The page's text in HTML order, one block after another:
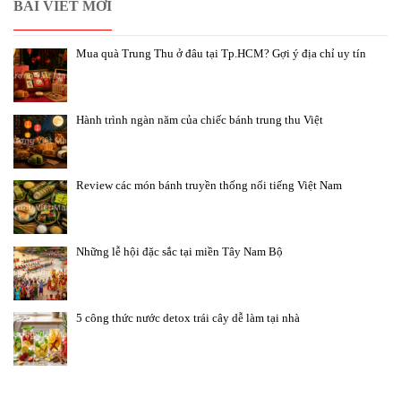
BÁI VIẾT MỚI
Mua quà Trung Thu ở đâu tại Tp.HCM? Gợi ý địa chỉ uy tín
Hành trình ngàn năm của chiếc bánh trung thu Việt
Review các món bánh truyền thống nổi tiếng Việt Nam
Những lễ hội đặc sắc tại miền Tây Nam Bộ
5 công thức nước detox trái cây dễ làm tại nhà